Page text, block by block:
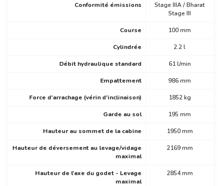
Conformité émissions
Stage IIIA / Bharat
Stage III
Course 100 mm
Cylindrée 2.2 l
Débit hydraulique standard 61 l/min
Empattement 986 mm
Force d'arrachage (vérin d'inclinaison) 1852 kg
Garde au sol 195 mm
Hauteur au sommet de la cabine 1950 mm
Hauteur de déversement au levage/vidage
maximal
2169 mm
Hauteur de l'axe du godet - Levage
maximal
2854 mm